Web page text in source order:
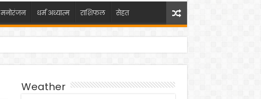
मनोरंजन धर्म अध्यात्म राशिफल सेहत
Weather